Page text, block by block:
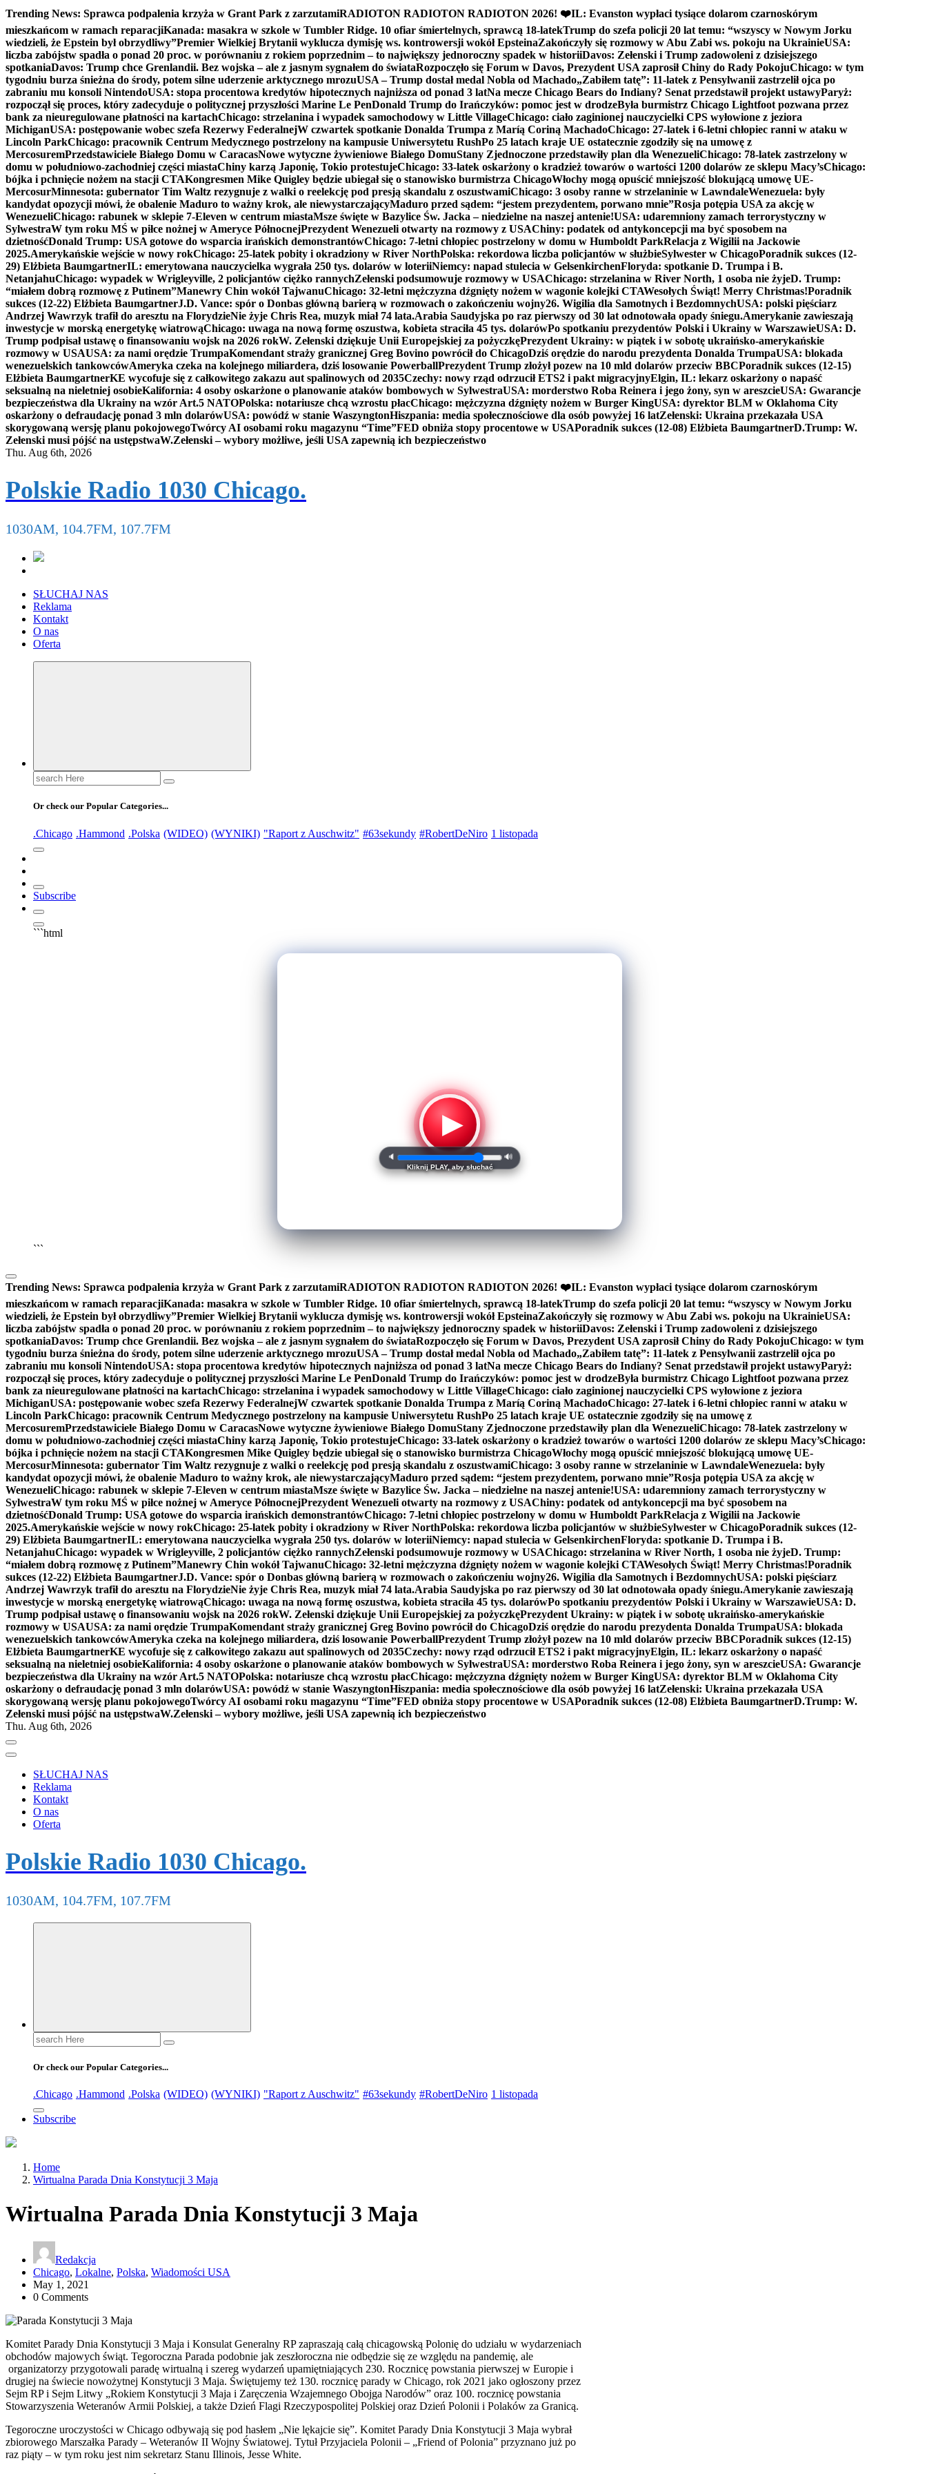
Skip
content
Trending News: Sprawca podpalenia krzyża w Grant Park z zarzutamiRADIOTON RADIOTON RADIOTON 2026! ❤️IL: Evanston wypłaci tysiące dolarom czarnoskórym
mieszkańcom w ramach reparacjiKanada: masakra w szkole w Tumbler Ridge. 10 ofiar śmiertelnych, sprawcą 18-latekTrump do szefa policji 20 lat temu: “wszyscy w Nowym Jorku
wiedzieli, że Epstein był obrzydliwy”Premier Wielkiej Brytanii wyklucza dymisję ws. kontrowersji wokół EpsteinaZakończyły się rozmowy w Abu Zabi ws. pokoju na UkrainieUSA:
liczba zabójstw spadła o ponad 20 proc. w porównaniu z rokiem poprzednim – to największy jednoroczny spadek w historiiDavos: Zełenski i Trump zadowoleni z dzisiejszego
spotkaniaDavos: Trump chce Grenlandii. Bez wojska – ale z jasnym sygnałem do świataRozpoczęło się Forum w Davos, Prezydent USA zaprosił Chiny do Rady PokojuChicago: w tym
tygodniu burza śnieżna do środy, potem silne uderzenie arktycznego mrozuUSA – Trump dostał medal Nobla od Machado„Zabiłem tatę”: 11-latek z Pensylwanii zastrzelił ojca po
zabraniu mu konsoli NintendoUSA: stopa procentowa kredytów hipotecznych najniższa od ponad 3 latNa mecze Chicago Bears do Indiany? Senat przedstawił projekt ustawyParyż:
rozpoczął się proces, który zadecyduje o politycznej przyszłości Marine Le PenDonald Trump do Irańczyków: pomoc jest w drodzeByła burmistrz Chicago Lightfoot pozwana przez
bank za nieuregulowane płatności na kartachChicago: strzelanina i wypadek samochodowy w Little VillageChicago: ciało zaginionej nauczycielki CPS wyłowione z jeziora
MichiganUSA: postępowanie wobec szefa Rezerwy FederalnejW czwartek spotkanie Donalda Trumpa z Maríą Coriną MachadoChicago: 27-latek i 6-letni chłopiec ranni w ataku w
Lincoln ParkChicago: pracownik Centrum Medycznego postrzelony na kampusie Uniwersytetu RushPo 25 latach kraje UE ostatecznie zgodziły się na umowę z
MercosuremPrzedstawiciele Białego Domu w CaracasNowe wytyczne żywieniowe Białego DomuStany Zjednoczone przedstawiły plan dla WenezueliChicago: 78-latek zastrzelony w
domu w południowo-zachodniej części miastaChiny karzą Japonię, Tokio protestujeChicago: 33-latek oskarżony o kradzież towarów o wartości 1200 dolarów ze sklepu Macy’sChicago:
bójka i pchnięcie nożem na stacji CTAKongresmen Mike Quigley będzie ubiegał się o stanowisko burmistrza ChicagoWłochy mogą opuścić mniejszość blokującą umowę UE-
MercosurMinnesota: gubernator Tim Waltz rezygnuje z walki o reelekcję pod presją skandalu z oszustwamiChicago: 3 osoby ranne w strzelaninie w LawndaleWenezuela: były
kandydat opozycji mówi, że obalenie Maduro to ważny krok, ale niewystarczającyMaduro przed sądem: “jestem prezydentem, porwano mnie”Rosja potępia USA za akcję w
WenezueliChicago: rabunek w sklepie 7-Eleven w centrum miastaMsze święte w Bazylice Św. Jacka – niedzielne na naszej antenie!USA: udaremniony zamach terrorystyczny w
SylwestraW tym roku MŚ w piłce nożnej w Ameryce PółnocnejPrezydent Wenezueli otwarty na rozmowy z USAChiny: podatek od antykoncepcji ma być sposobem na
dzietnośćDonald Trump: USA gotowe do wsparcia irańskich demonstrantówChicago: 7-letni chłopiec postrzelony w domu w Humboldt ParkRelacja z Wigilii na Jackowie
2025.Amerykańskie wejście w nowy rokChicago: 25-latek pobity i okradziony w River NorthPolska: rekordowa liczba policjantów w służbieSylwester w ChicagoPoradnik sukces (12-
29) Elżbieta BaumgartnerIL: emerytowana nauczycielka wygrała 250 tys. dolarów w loteriiNiemcy: napad stulecia w GelsenkirchenFloryda: spotkanie D. Trumpa i B.
NetanjahuChicago: wypadek w Wrigleyville, 2 policjantów ciężko rannychZełenski podsumowuje rozmowy w USAChicago: strzelanina w River North, 1 osoba nie żyjeD. Trump:
“miałem dobrą rozmowę z Putinem”Manewry Chin wokół TajwanuChicago: 32-letni mężczyzna dźgnięty nożem w wagonie kolejki CTAWesołych Świąt! Merry Christmas!Poradnik
sukces (12-22) Elżbieta BaumgartnerJ.D. Vance: spór o Donbas główną barierą w rozmowach o zakończeniu wojny26. Wigilia dla Samotnych i BezdomnychUSA: polski pięściarz
Andrzej Wawrzyk trafił do aresztu na FlorydzieNie żyje Chris Rea, muzyk miał 74 lata.Arabia Saudyjska po raz pierwszy od 30 lat odnotowała opady śniegu.Amerykanie zawieszają
inwestycje w morską energetykę wiatrowąChicago: uwaga na nową formę oszustwa, kobieta straciła 45 tys. dolarówPo spotkaniu prezydentów Polski i Ukrainy w WarszawieUSA: D.
Trump podpisał ustawę o finansowaniu wojsk na 2026 rokW. Zełenski dziękuje Unii Europejskiej za pożyczkęPrezydent Ukrainy: w piątek i w sobotę ukraińsko-amerykańskie
rozmowy w USAUSA: za nami orędzie TrumpaKomendant straży granicznej Greg Bovino powrócił do ChicagoDziś orędzie do narodu prezydenta Donalda TrumpaUSA: blokada
wenezuelskich tankowcówAmeryka czeka na kolejnego miliardera, dziś losowanie PowerballPrezydent Trump złożył pozew na 10 mld dolarów przeciw BBCPoradnik sukces (12-15)
Elżbieta BaumgartnerKE wycofuje się z całkowitego zakazu aut spalinowych od 2035Czechy: nowy rząd odrzucił ETS2 i pakt migracyjnyElgin, IL: lekarz oskarżony o napaść
seksualną na nieletniej osobieKalifornia: 4 osoby oskarżone o planowanie ataków bombowych w SylwestraUSA: morderstwo Roba Reinera i jego żony, syn w areszcieUSA: Gwarancje
bezpieczeństwa dla Ukrainy na wzór Art.5 NATOPolska: notariusze chcą wzrostu płacChicago: mężczyzna dźgnięty nożem w Burger KingUSA: dyrektor BLM w Oklahoma City
oskarżony o defraudację ponad 3 mln dolarówUSA: powódź w stanie WaszyngtonHiszpania: media społecznościowe dla osób powyżej 16 latZełenski: Ukraina przekazała USA
skorygowaną wersję planu pokojowegoTwórcy AI osobami roku magazynu “Time”FED obniża stopy procentowe w USAPoradnik sukces (12-08) Elżbieta BaumgartnerD.Trump: W.
Zełenski musi pójść na ustępstwaW.Zełenski – wybory możliwe, jeśli USA zapewnią ich bezpieczeństwo
Thu. Aug 6th, 2026
Polskie Radio 1030 Chicago.
1030AM, 104.7FM, 107.7FM
SŁUCHAJ NAS
Reklama
Kontakt
O nas
Oferta
Search
for:
Or check our Popular Categories...
.Chicago .Hammond .Polska (WIDEO) (WYNIKI) "Raport z Auschwitz" #63sekundy #RobertDeNiro 1 listopada
Subscribe
```html
▶
🔈 🔊
Kliknij PLAY, aby słuchać
```
Trending News: Sprawca podpalenia krzyża w Grant Park z zarzutamiRADIOTON RADIOTON RADIOTON 2026! ❤️IL: Evanston wypłaci tysiące dolarom czarnoskórym
mieszkańcom w ramach reparacjiKanada: masakra w szkole w Tumbler Ridge. 10 ofiar śmiertelnych, sprawcą 18-latekTrump do szefa policji 20 lat temu: “wszyscy w Nowym Jorku
wiedzieli, że Epstein był obrzydliwy”Premier Wielkiej Brytanii wyklucza dymisję ws. kontrowersji wokół EpsteinaZakończyły się rozmowy w Abu Zabi ws. pokoju na UkrainieUSA:
liczba zabójstw spadła o ponad 20 proc. w porównaniu z rokiem poprzednim – to największy jednoroczny spadek w historiiDavos: Zełenski i Trump zadowoleni z dzisiejszego
spotkaniaDavos: Trump chce Grenlandii. Bez wojska – ale z jasnym sygnałem do świataRozpoczęło się Forum w Davos, Prezydent USA zaprosił Chiny do Rady PokojuChicago: w tym
tygodniu burza śnieżna do środy, potem silne uderzenie arktycznego mrozuUSA – Trump dostał medal Nobla od Machado„Zabiłem tatę”: 11-latek z Pensylwanii zastrzelił ojca po
zabraniu mu konsoli NintendoUSA: stopa procentowa kredytów hipotecznych najniższa od ponad 3 latNa mecze Chicago Bears do Indiany? Senat przedstawił projekt ustawyParyż:
rozpoczął się proces, który zadecyduje o politycznej przyszłości Marine Le PenDonald Trump do Irańczyków: pomoc jest w drodzeByła burmistrz Chicago Lightfoot pozwana przez
bank za nieuregulowane płatności na kartachChicago: strzelanina i wypadek samochodowy w Little VillageChicago: ciało zaginionej nauczycielki CPS wyłowione z jeziora
MichiganUSA: postępowanie wobec szefa Rezerwy FederalnejW czwartek spotkanie Donalda Trumpa z Maríą Coriną MachadoChicago: 27-latek i 6-letni chłopiec ranni w ataku w
Lincoln ParkChicago: pracownik Centrum Medycznego postrzelony na kampusie Uniwersytetu RushPo 25 latach kraje UE ostatecznie zgodziły się na umowę z
MercosuremPrzedstawiciele Białego Domu w CaracasNowe wytyczne żywieniowe Białego DomuStany Zjednoczone przedstawiły plan dla WenezueliChicago: 78-latek zastrzelony w
domu w południowo-zachodniej części miastaChiny karzą Japonię, Tokio protestujeChicago: 33-latek oskarżony o kradzież towarów o wartości 1200 dolarów ze sklepu Macy’sChicago:
bójka i pchnięcie nożem na stacji CTAKongresmen Mike Quigley będzie ubiegał się o stanowisko burmistrza ChicagoWłochy mogą opuścić mniejszość blokującą umowę UE-
MercosurMinnesota: gubernator Tim Waltz rezygnuje z walki o reelekcję pod presją skandalu z oszustwamiChicago: 3 osoby ranne w strzelaninie w LawndaleWenezuela: były
kandydat opozycji mówi, że obalenie Maduro to ważny krok, ale niewystarczającyMaduro przed sądem: “jestem prezydentem, porwano mnie”Rosja potępia USA za akcję w
WenezueliChicago: rabunek w sklepie 7-Eleven w centrum miastaMsze święte w Bazylice Św. Jacka – niedzielne na naszej antenie!USA: udaremniony zamach terrorystyczny w
SylwestraW tym roku MŚ w piłce nożnej w Ameryce PółnocnejPrezydent Wenezueli otwarty na rozmowy z USAChiny: podatek od antykoncepcji ma być sposobem na
dzietnośćDonald Trump: USA gotowe do wsparcia irańskich demonstrantówChicago: 7-letni chłopiec postrzelony w domu w Humboldt ParkRelacja z Wigilii na Jackowie
2025.Amerykańskie wejście w nowy rokChicago: 25-latek pobity i okradziony w River NorthPolska: rekordowa liczba policjantów w służbieSylwester w ChicagoPoradnik sukces (12-
29) Elżbieta BaumgartnerIL: emerytowana nauczycielka wygrała 250 tys. dolarów w loteriiNiemcy: napad stulecia w GelsenkirchenFloryda: spotkanie D. Trumpa i B.
NetanjahuChicago: wypadek w Wrigleyville, 2 policjantów ciężko rannychZełenski podsumowuje rozmowy w USAChicago: strzelanina w River North, 1 osoba nie żyjeD. Trump:
“miałem dobrą rozmowę z Putinem”Manewry Chin wokół TajwanuChicago: 32-letni mężczyzna dźgnięty nożem w wagonie kolejki CTAWesołych Świąt! Merry Christmas!Poradnik
sukces (12-22) Elżbieta BaumgartnerJ.D. Vance: spór o Donbas główną barierą w rozmowach o zakończeniu wojny26. Wigilia dla Samotnych i BezdomnychUSA: polski pięściarz
Andrzej Wawrzyk trafił do aresztu na FlorydzieNie żyje Chris Rea, muzyk miał 74 lata.Arabia Saudyjska po raz pierwszy od 30 lat odnotowała opady śniegu.Amerykanie zawieszają
inwestycje w morską energetykę wiatrowąChicago: uwaga na nową formę oszustwa, kobieta straciła 45 tys. dolarówPo spotkaniu prezydentów Polski i Ukrainy w WarszawieUSA: D.
Trump podpisał ustawę o finansowaniu wojsk na 2026 rokW. Zełenski dziękuje Unii Europejskiej za pożyczkęPrezydent Ukrainy: w piątek i w sobotę ukraińsko-amerykańskie
rozmowy w USAUSA: za nami orędzie TrumpaKomendant straży granicznej Greg Bovino powrócił do ChicagoDziś orędzie do narodu prezydenta Donalda TrumpaUSA: blokada
wenezuelskich tankowcówAmeryka czeka na kolejnego miliardera, dziś losowanie PowerballPrezydent Trump złożył pozew na 10 mld dolarów przeciw BBCPoradnik sukces (12-15)
Elżbieta BaumgartnerKE wycofuje się z całkowitego zakazu aut spalinowych od 2035Czechy: nowy rząd odrzucił ETS2 i pakt migracyjnyElgin, IL: lekarz oskarżony o napaść
seksualną na nieletniej osobieKalifornia: 4 osoby oskarżone o planowanie ataków bombowych w SylwestraUSA: morderstwo Roba Reinera i jego żony, syn w areszcieUSA: Gwarancje
bezpieczeństwa dla Ukrainy na wzór Art.5 NATOPolska: notariusze chcą wzrostu płacChicago: mężczyzna dźgnięty nożem w Burger KingUSA: dyrektor BLM w Oklahoma City
oskarżony o defraudację ponad 3 mln dolarówUSA: powódź w stanie WaszyngtonHiszpania: media społecznościowe dla osób powyżej 16 latZełenski: Ukraina przekazała USA
skorygowaną wersję planu pokojowegoTwórcy AI osobami roku magazynu “Time”FED obniża stopy procentowe w USAPoradnik sukces (12-08) Elżbieta BaumgartnerD.Trump: W.
Zełenski musi pójść na ustępstwaW.Zełenski – wybory możliwe, jeśli USA zapewnią ich bezpieczeństwo
Thu. Aug 6th, 2026
SŁUCHAJ NAS
Reklama
Kontakt
O nas
Oferta
Polskie Radio 1030 Chicago.
1030AM, 104.7FM, 107.7FM
Search
for:
Or check our Popular Categories...
.Chicago .Hammond .Polska (WIDEO) (WYNIKI) "Raport z Auschwitz" #63sekundy #RobertDeNiro 1 listopada
Subscribe
Home
Wirtualna Parada Dnia Konstytucji 3 Maja
Wirtualna Parada Dnia Konstytucji 3 Maja
Redakcja
Chicago, Lokalne, Polska, Wiadomości USA
May 1, 2021
0 Comments
Komitet Parady Dnia Konstytucji 3 Maja i Konsulat Generalny RP zapraszają całą chicagowską Polonię do udziału w wydarzeniach
obchodów majowych świąt. Tegoroczna Parada podobnie jak zeszłoroczna nie odbędzie się ze względu na pandemię, ale
organizatorzy przygotowali paradę wirtualną i szereg wydarzeń upamiętniających 230. Rocznicę powstania pierwszej w Europie i
drugiej na świecie nowożytnej Konstytucji 3 Maja. Świętujemy też 130. rocznicę parady w Chicago, rok 2021 jako ogłoszony przez
Sejm RP i Sejm Litwy „Rokiem Konstytucji 3 Maja i Zaręczenia Wzajemnego Obojga Narodów” oraz 100. rocznicę powstania
Stowarzyszenia Weteranów Armii Polskiej, a także Dzień Flagi Rzeczypospolitej Polskiej oraz Dzień Polonii i Polaków za Granicą.
Tegoroczne uroczystości w Chicago odbywają się pod hasłem „Nie lękajcie się”. Komitet Parady Dnia Konstytucji 3 Maja wybrał
zbiorowego Marszałka Parady – Weteranów II Wojny Światowej. Tytuł Przyjaciela Polonii – „Friend of Polonia” przyznano już po
raz piąty – w tym roku jest nim sekretarz Stanu Illinois, Jesse White.